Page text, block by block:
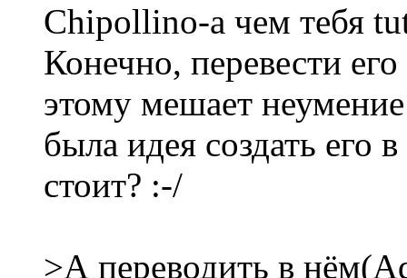
Chipollino-а чем тебя
Конечно, перевести
этому мешает
была идея создать его
стоит? :-/
>А переводить в